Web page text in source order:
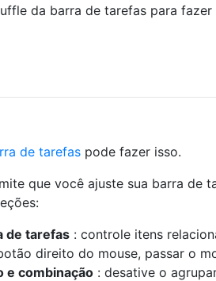
da barra de tarefas para fazer
de tarefas pode fazer isso.
que você ajuste sua barra de
de tarefas : controle itens
direito do mouse, passar o
e combinação : desative o